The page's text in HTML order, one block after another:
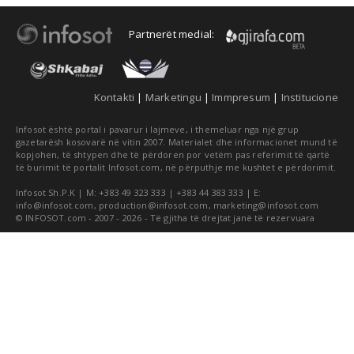
Partnerët medial:
Kontakti | Marketingu | Immpresum | Institucione
Infosot është portal i pavarur i lajmeve, i themeluar nga një grup
gazetarësh kosovarë në vitin 2007. Materialet dhe informacionet mund të
kopjohen, të shtypen dhe të përdoren por vetëm pas referimit të qartë
të burimit të portalit Infosot.com, në përputhje me kushtet e përdorimit.
Infosot Sh.P.K | M: +383 49 323 333 | +383 44 383 333 | E:
info@infosot.com , production@infosot.com , marketing@infosot.com
© INFOSOT.com - 2007 - 2026 - Të gjitha të drejtat janë të rezervuara